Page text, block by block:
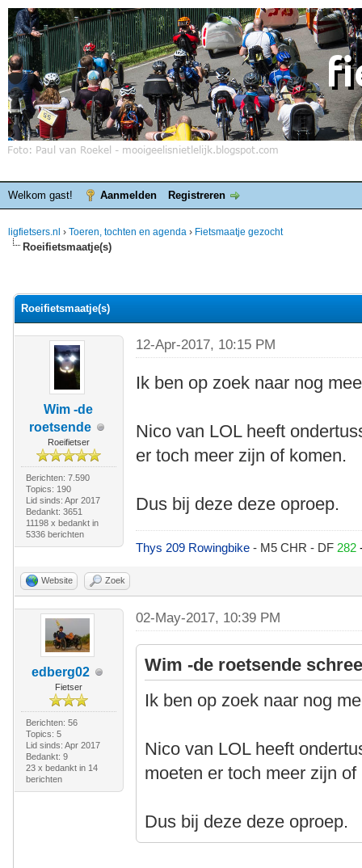
Welkom gast! Aanmelden Registreren
ligfietsers.nl › Toeren, tochten en agenda › Fietsmaatje gezocht
Roeifietsmaatje(s)
Roeifietsmaatje(s)
Wim -de
roetsende
Roeifietser
Berichten: 7.590
Topics: 190
Lid sinds: Apr 2017
Bedankt: 3651
11198 x bedankt in
5336 berichten
12-Apr-2017, 10:15 PM
Ik ben op zoek naar nog
Nico van LOL heeft
er toch meer zijn of komen.
Dus bij deze deze oproep.
Thys 209 Rowingbike- M5 CHR - DF 282
Website Zoek
edberg02
Fietser
Berichten: 56
Topics: 5
Lid sinds: Apr 2017
Bedankt: 9
23 x bedankt in 14
berichten
02-May-2017, 10:39 PM
Wim -de roetsende
Ik ben op zoek naar nog
Nico van LOL heeft
moeten er toch meer zijn of
Dus bij deze deze oproep.